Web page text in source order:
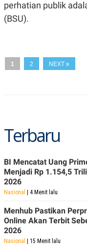
A
S
K
T
E
I
V
E
T
A
I
KANAL
P
U
S
A
T
I
M
A
G
E
perhatian publik
(BSU).
1 2 NEXT
Terbaru
BI Mencatat Uang
Menjadi Rp 1.154,5
2026
Nasional | 4 Menit lalu
Menhub Pastikan
Online Akan Terbit
2026
Nasional | 15 Menit lalu